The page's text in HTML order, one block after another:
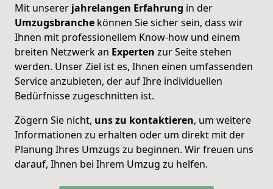
Mit unserer jahrelangen Erfahrung in der
Umzugsbranche können Sie sicher sein, dass wir
Ihnen mit professionellem Know-how und einem
breiten Netzwerk an Experten zur Seite stehen
werden. Unser Ziel ist es, Ihnen einen umfassenden
Service anzubieten, der auf Ihre individuellen
Bedürfnisse zugeschnitten ist.
Zögern Sie nicht, uns zu kontaktieren, um weitere
Informationen zu erhalten oder um direkt mit der
Planung Ihres Umzugs zu beginnen. Wir freuen uns
darauf, Ihnen bei Ihrem Umzug zu helfen.